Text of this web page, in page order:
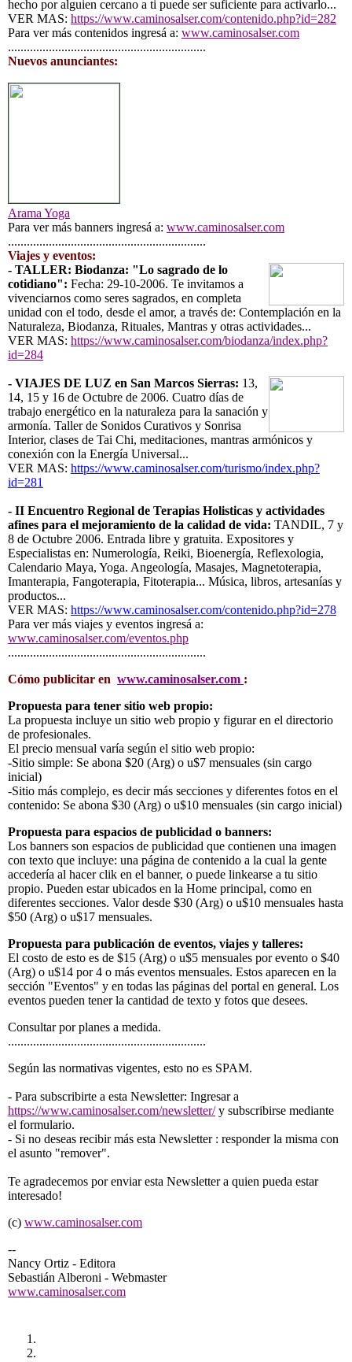
hecho por alguien cercano a ti puede ser suficiente para activarlo...
VER MAS: https://www.caminosalser.com/contenido.php?id=282
Para ver más contenidos ingresá a: www.caminosalser.com
...............................................................
Nuevos anunciantes:
Arama Yoga
Para ver más banners ingresá a: www.caminosalser.com
...............................................................
Viajes y eventos:
- TALLER: Biodanza: "Lo sagrado de lo
cotidiano": Fecha: 29-10-2006. Te invitamos a
vivenciarnos como seres sagrados, en completa
unidad con el todo, desde el amor, a través de: Contemplación en la
Naturaleza, Biodanza, Rituales, Mantras y otras actividades...
VER MAS: https://www.caminosalser.com/biodanza/index.php?
id=284
- VIAJES DE LUZ en San Marcos Sierras: 13,
14, 15 y 16 de Octubre de 2006. Cuatro días de
trabajo energético en la naturaleza para la sanación y
armonía. Taller de Sonidos Curativos y Sonrisa
Interior, clases de Tai Chi, meditaciones, mantras armónicos y
conexión con la Energía Universal...
VER MAS: https://www.caminosalser.com/turismo/index.php?
id=281
- II Encuentro Regional de Terapias Holisticas y actividades
afines para el mejoramiento de la calidad de vida: TANDIL, 7 y
8 de Octubre 2006. Entrada libre y gratuita. Expositores y
Especialistas en: Numerología, Reiki, Bioenergía, Reflexologia,
Calendario Maya, Yoga. Angeología, Masajes, Magnetoterapia,
Imanterapia, Fangoterapia, Fitoterapia... Música, libros, artesanías y
productos...
VER MAS: https://www.caminosalser.com/contenido.php?id=278
Para ver más viajes y eventos ingresá a:
www.caminosalser.com/eventos.php
...............................................................
Cómo publicitar en www.caminosalser.com :
Propuesta para tener sitio web propio:
La propuesta incluye un sitio web propio y figurar en el directorio
de profesionales.
El precio mensual varía según el sitio web propio:
-Sitio simple: Se abona $20 (Arg) o u$7 mensuales (sin cargo
inicial)
-Sitio más complejo, es decir más secciones y diferentes fotos en el
contenido: Se abona $30 (Arg) o u$10 mensuales (sin cargo inicial)
Propuesta para espacios de publicidad o banners:
Los banners son espacios de publicidad que contienen una imagen
con texto que incluye: una página de contenido a la cual la gente
accedería al hacer clik en el banner, o puede linkearse a tu sitio
propio. Pueden estar ubicados en la Home principal, como en
diferentes secciones. Valor desde $30 (Arg) o u$10 mensuales hasta
$50 (Arg) o u$17 mensuales.
Propuesta para publicación de eventos, viajes y talleres:
El costo de esto es de $15 (Arg) o u$5 mensuales por evento o $40
(Arg) o u$14 por 4 o más eventos mensuales. Estos aparecen en la
sección "Eventos" y en todas las páginas del portal en general. Los
eventos pueden tener la cantidad de texto y fotos que desees.
Consultar por planes a medida.
...............................................................
Según las normativas vigentes, esto no es SPAM.
- Para subscribirte a esta Newsletter: Ingresar a
https://www.caminosalser.com/newsletter/y subscribirse mediante
el formulario.
- Si no deseas recibir más esta Newsletter : responder la misma con
el asunto "remover".
Te agradecemos por enviar esta Newsletter a quien pueda estar
interesado!
(c) www.caminosalser.com
--
Nancy Ortiz - Editora
Sebastián Alberoni - Webmaster
www.caminosalser.com